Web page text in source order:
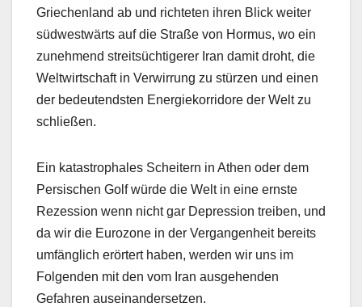
Griechenland ab und richteten ihren Blick weiter
südwestwärts auf die Straße von Hormus, wo ein
zunehmend streitsüchtigerer Iran damit droht, die
Weltwirtschaft in Verwirrung zu stürzen und einen
der bedeutendsten Energiekorridore der Welt zu
schließen.
Ein katastrophales Scheitern in Athen oder dem
Persischen Golf würde die Welt in eine ernste
Rezession wenn nicht gar Depression treiben, und
da wir die Eurozone in der Vergangenheit bereits
umfänglich erörtert haben, werden wir uns im
Folgenden mit den vom Iran ausgehenden
Gefahren auseinandersetzen.